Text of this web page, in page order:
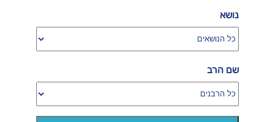
נושא
שם הרב